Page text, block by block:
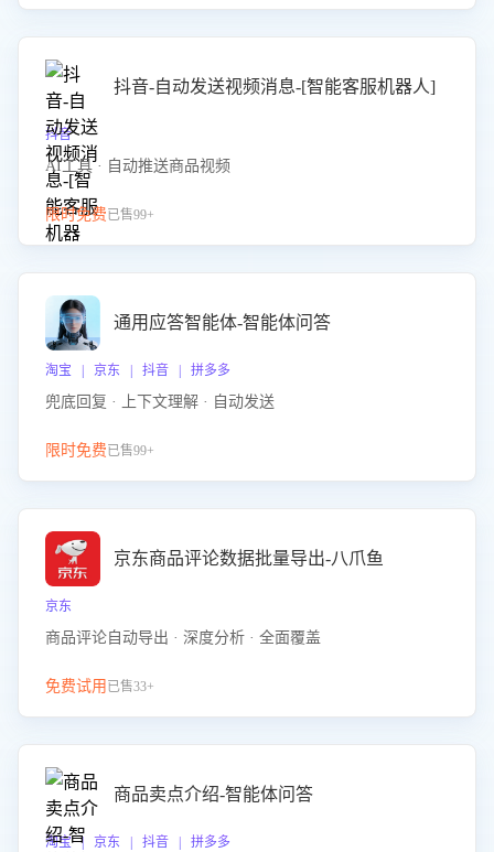
抖音-自动发送视频消息-[智能客服机器人]
抖音
AI工具 · 自动推送商品视频
限时免费已售99+
通用应答智能体-智能体问答
淘宝 | 京东 | 抖音 | 拼多多
兜底回复 · 上下文理解 · 自动发送
限时免费已售99+
京东商品评论数据批量导出-八爪鱼
京东
商品评论自动导出 · 深度分析 · 全面覆盖
免费试用 已售33+
商品卖点介绍-智能体问答
淘宝 | 京东 | 抖音 | 拼多多